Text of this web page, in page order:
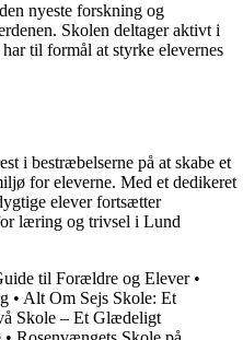
nyeste forskning og
Skolen deltager aktivt i
til formål at styrke elevernes
i bestræbelserne på at skabe et
for eleverne. Med et dedikeret
elever fortsætter
læring og trivsel i Lund
til Forældre og Elever•
• Alt Om Sejs Skole: Et
Skole – Et Glædeligt